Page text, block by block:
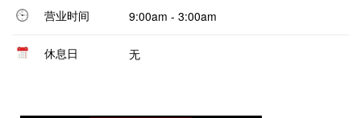
营业时间 9:00am - 3:00am
休息日 无